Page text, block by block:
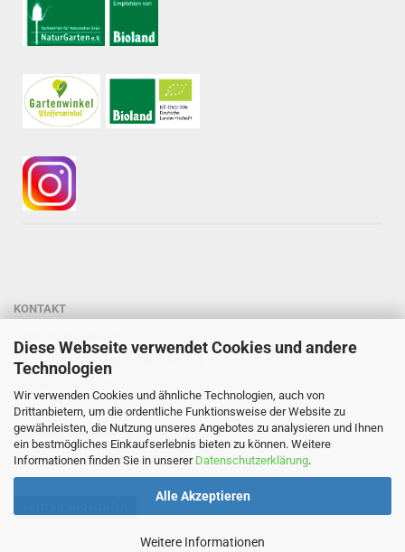
Diese Webseite verwendet Cookies und andere
Technologien
Wir verwenden Cookies und ähnliche Technologien, auch von
Drittanbietern, um die ordentliche Funktionsweise der Website zu
gewährleisten, die Nutzung unseres Angebotes zu analysieren und Ihnen
ein bestmögliches Einkaufserlebnis bieten zu können. Weitere
Informationen finden Sie in unserer Datenschutzerklärung.
Alle Akzeptieren
Weitere Informationen
KONTAKT
Dipl.-Ing. Susanne Spatz-Behmenburg
Tel: 0 88 03 - 47 80 900
Mail: info@staudenspatz.de